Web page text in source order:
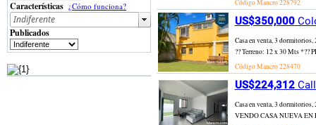
Código Mancro228792
US$350,000
Casa en venta, 3
?? Terreno: 12 x 30 Mts *??
Código Mancro228470
US$224,312
Casa en venta, 3
VENDO CASA NUEVA EN
Características ¿Cómo funciona?
Publicados